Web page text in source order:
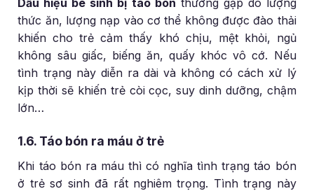
Dấu hiệu bé sinh bị táo bón thường gặp do lượng
thức ăn, lượng nạp vào cơ thể không được đào thải
khiến cho trẻ cảm thấy khó chịu, mệt khỏi, ngủ
không sâu giấc, biếng ăn, quấy khóc vô cớ. Nếu
tình trạng này diễn ra dài và không có cách xử lý
kịp thời sẽ khiến trẻ còi cọc, suy dinh dưỡng, chậm
lớn…
1.6. Táo bón ra máu ở trẻ
Khi táo bón ra máu thì có nghĩa tình trạng táo bón
ở trẻ sơ sinh đã rất nghiêm trọng. Tình trạng này